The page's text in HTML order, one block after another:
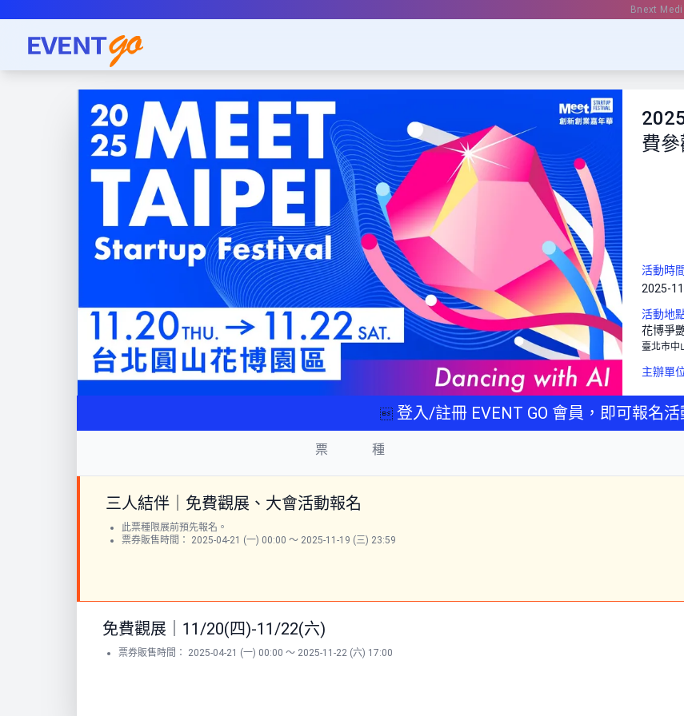
Bnext
費參
活動時間
2025-
活動地
花博爭
臺北市中
主辦單
登入/註冊 EVENT GO 會員，即可報名活
票 種
三人結伴｜免費觀展、大會活動報名
此票種限展前預先報名。
票券販售時間： 2025-04-21 (一) 00:00 ～ 2025-11-19 (三) 23:59
免費觀展｜11/20(四)-11/22(六)
票券販售時間： 2025-04-21 (一) 00:00 ～ 2025-11-22 (六) 17:00